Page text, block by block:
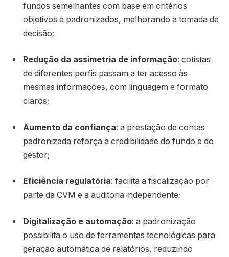
fundos semelhantes com base em critérios
objetivos e padronizados, melhorando a tomada de
decisão;
Redução da assimetria de informação: cotistas
de diferentes perfis passam a ter acesso às
mesmas informações, com linguagem e formato
claros;
Aumento da confiança: a prestação de contas
padronizada reforça a credibilidade do fundo e do
gestor;
Eficiência regulatória: facilita a fiscalização por
parte da CVM e a auditoria independente;
Digitalização e automação: a padronização
possibilita o uso de ferramentas tecnológicas para
geração automática de relatórios, reduzindo